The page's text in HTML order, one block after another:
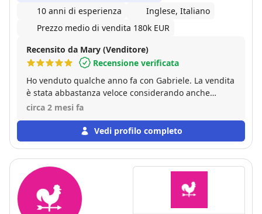
10 anni di esperienza
Inglese, Italiano
Prezzo medio di vendita 180k EUR
Recensito da Mary (Venditore)
Recensione verificata
Ho venduto qualche anno fa con Gabriele. La vendita
è stata abbastanza veloce considerando anche
l'inconveniente del catasto risolto in poco tempo.
circa 2 mesi fa
Vedi profilo completo